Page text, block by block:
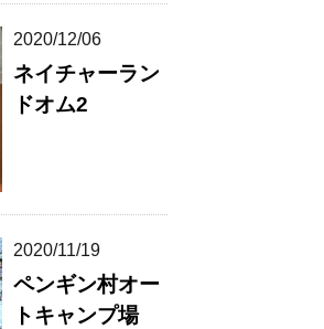
2020/12/06
ネイチャーラン
ドオム2
2020/11/19
ペンギン村オー
トキャンプ場